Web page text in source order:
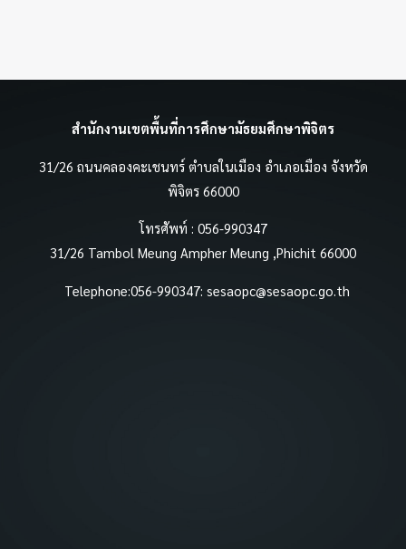
สำนักงานเขตพื้นที่การศึกษามัธยมศึกษาพิจิตร
31/26 ถนนคลองคะเชนทร์ ตำบลในเมือง อำเภอเมือง จังหวัด
พิจิตร 66000
โทรศัพท์ : 056-990347
31/26 Tambol Meung Ampher Meung ,Phichit 66000
Telephone:056-990347: sesaopc@sesaopc.go.th